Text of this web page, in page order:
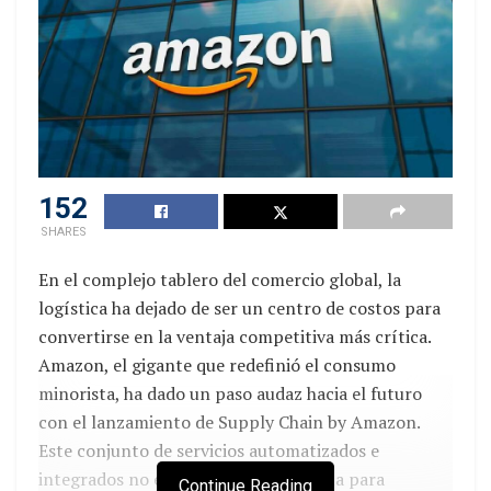
Este año esperamos ejecutar cerca de $15.000
millones. En total, la inversión proyectada ya
supera los $60.000 millones.
¿El proyecto se desarrollará con recursos
propios o contempla alianzas?
Es un proyecto que nace desde Plaza Imperial y
será liderado directamente por nosotros. Está
concebido 100% en renta, es decir, no habrá venta
de locales, sino arrendamiento a marcas
comerciales.
¿Han evaluado incursionar en el mercado
inmobiliario residencial?
Sí. Dentro de los espacios proyectados tenemos
uno que permitiría desarrollar cerca de 200
152
SHARES
En el complejo tablero del comercio global, la
logística ha dejado de ser un centro de costos para
convertirse en la ventaja competitiva más crítica.
Amazon, el gigante que redefinió el consumo
minorista, ha dado un paso audaz hacia el futuro
con el lanzamiento de Supply Chain by Amazon.
Este conjunto de servicios automatizados e
integrados no es solo una herramienta para
Continue Reading